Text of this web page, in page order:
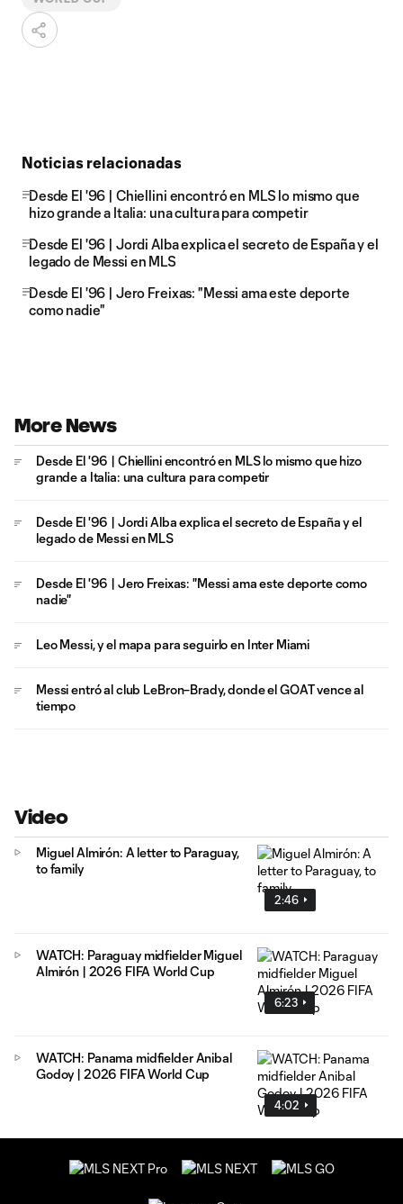
Noticias relacionadas
Desde El '96 | Chiellini encontró en MLS lo mismo que
hizo grande a Italia: una cultura para competir
Desde El '96 | Jordi Alba explica el secreto de España y el
legado de Messi en MLS
Desde El '96 | Jero Freixas: "Messi ama este deporte
como nadie"
More News
Desde El '96 | Chiellini encontró en MLS lo mismo que hizo
grande a Italia: una cultura para competir
Desde El '96 | Jordi Alba explica el secreto de España y el
legado de Messi en MLS
Desde El '96 | Jero Freixas: "Messi ama este deporte como
nadie"
Leo Messi, y el mapa para seguirlo en Inter Miami
Messi entró al club LeBron–Brady, donde el GOAT vence al
tiempo
Video
2:46
Miguel Almirón: A letter to Paraguay,
to family
6:23
WATCH: Paraguay midfielder Miguel
Almirón | 2026 FIFA World Cup
4:02
WATCH: Panama midfielder Anibal
Godoy | 2026 FIFA World Cup